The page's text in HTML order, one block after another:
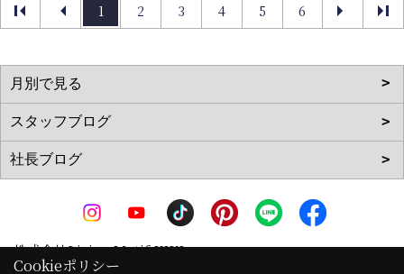
1 2 3 4 5 6
株式会社Living Motif KIKI
Cookieポリシー